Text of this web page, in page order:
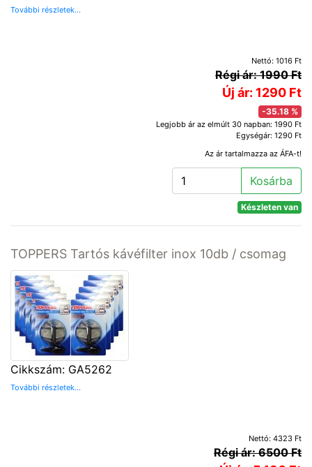
További részletek...
Nettó: 1016 Ft
Régi ár: 1990 Ft
Új ár: 1290 Ft
-35.18 %
Legjobb ár az elmúlt 30 napban: 1990 Ft
Egységár: 1290 Ft
Az ár tartalmazza az ÁFA-t!
Kosárba
Készleten van
TOPPERS Tartós kávéfilter inox 10db / csomag
Cikkszám: GA5262
További részletek...
Nettó: 4323 Ft
Régi ár: 6500 Ft